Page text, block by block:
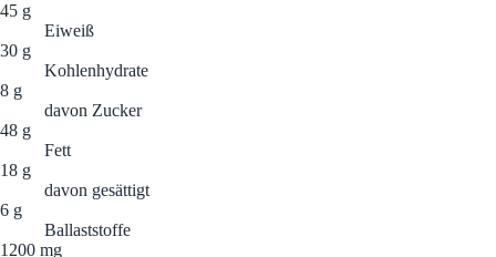
45 g
Eiweiß
30 g
Kohlenhydrate
8 g
davon Zucker
48 g
Fett
18 g
davon gesättigt
6 g
Ballaststoffe
1200 mg